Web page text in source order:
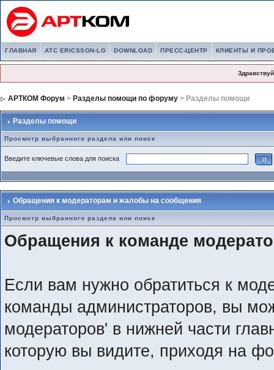
ГЛАВНАЯ АТС ERICSSON-LG DOWNLOAD ПРЕСС-ЦЕНТР КЛИЕНТЫ И
АРТКОМ Форум > Разделы помощи по форуму > Разделы помощи
Разделы помощи
Просмотр выбранного раздела или поиск
Введите ключевые слова для поиска
Обращения к модераторам и жалобы на сообщения
Просмотр выбранного раздела или поиск
Обращения к команде
Если вам нужно обратиться к
команды администраторов, вы
модераторов' в нижней части
которую вы видите, приходя на